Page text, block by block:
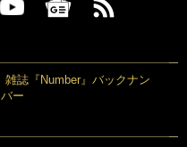
雑誌『Number』バックナン
バー